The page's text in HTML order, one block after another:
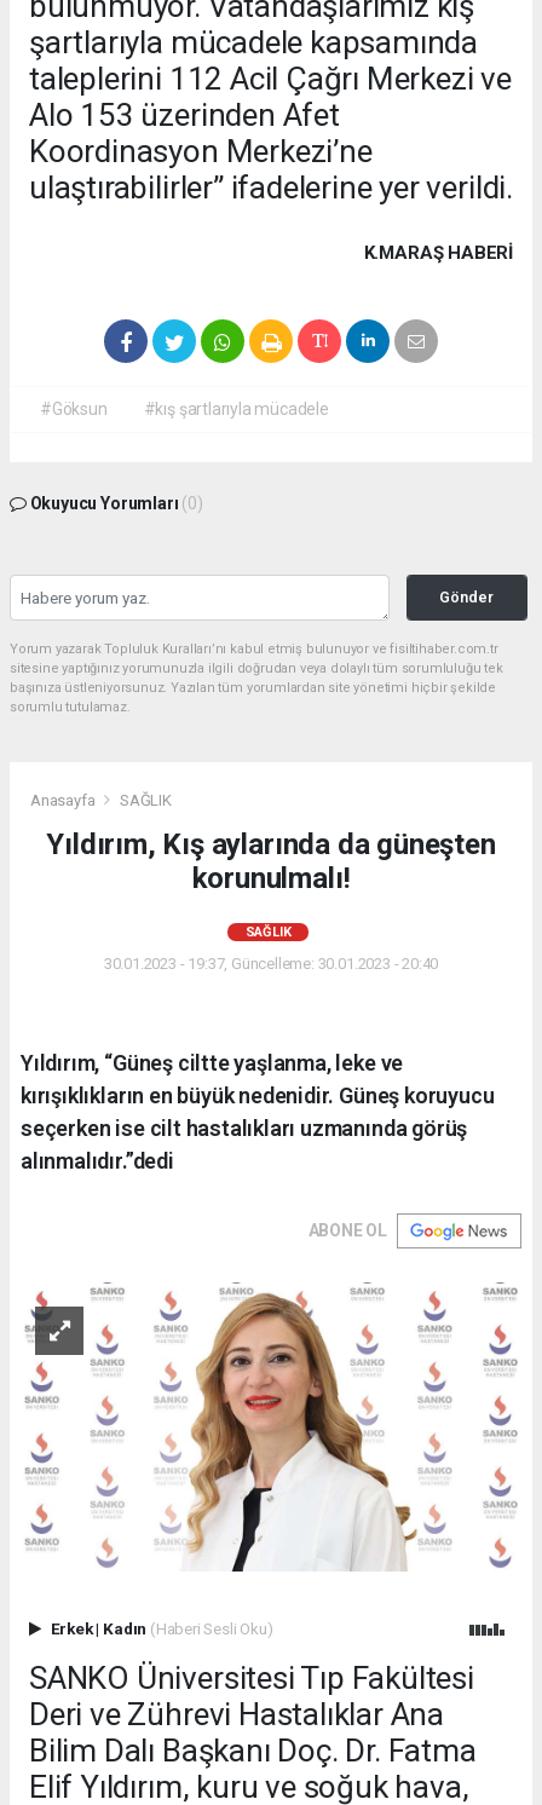
şartlarıyla mücadele kapsamında
taleplerini 112 Acil Çağrı Merkezi ve
Alo 153 üzerinden Afet
Koordinasyon Merkezi’ne
ulaştırabilirler” ifadelerine yer verildi.
K.MARAŞ HABERİ
#Göksun #kış şartlarıyla mücadele
Okuyucu Yorumları (0)
Gönder
Yorum yazarak Topluluk Kuralları’nı kabul etmiş bulunuyor ve fisiltihaber.com.tr
sitesine yaptığınız yorumunuzla ilgili doğrudan veya dolaylı tüm sorumluluğu tek
başınıza üstleniyorsunuz. Yazılan tüm yorumlardan site yönetimi hiçbir şekilde
sorumlu tutulamaz.
Anasayfa SAĞLIK
Yıldırım, Kış aylarında da güneşten
korunulmalı!
SAĞLIK
30.01.2023 - 19:37, Güncelleme: 30.01.2023 - 20:40
Yıldırım, “Güneş ciltte yaşlanma, leke ve
kırışıklıkların en büyük nedenidir. Güneş koruyucu
seçerken ise cilt hastalıkları uzmanında görüş
alınmalıdır.”dedi
ABONE OL
Erkek| Kadın (Haberi Sesli Oku)
SANKO Üniversitesi Tıp Fakültesi
Deri ve Zührevi Hastalıklar Ana
Bilim Dalı Başkanı Doç. Dr. Fatma
Elif Yıldırım, kuru ve soğuk hava,